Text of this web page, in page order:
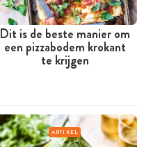
Dit is de beste manier om
een pizzabodem krokant
te krijgen
ARTIKEL